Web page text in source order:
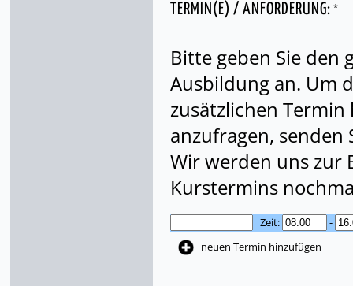
TERMIN(E) / ANFORDERUNG: *
Bitte geben Sie den
Ausbildung an. Um
zusätzlichen
anzufragen, senden
Wir werden uns zur
Kurstermins
Zeit:
-
neuen Termin hinzufügen